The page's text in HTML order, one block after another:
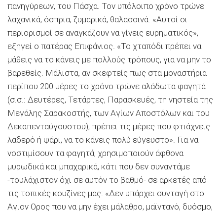
πανηγύρεων, του Πάσχα. Τον υπόλοιπο χρόνο τρώνε
λαχανικά, όσπρια, ζυμαρικά, θαλασσινά. «Αυτοί οι
περιορισμοί σε αναγκάζουν να γίνεις ευρηματικός»,
εξηγεί ο πατέρας Επιφάνιος. «Το χταπόδι πρέπει να
μάθεις να το κάνεις με πολλούς τρόπους, για να μην το
βαρεθείς. Μάλιστα, αν σκεφτείς πως στα μοναστήρια
περίπου 200 μέρες το χρόνο τρώνε αλάδωτα φαγητά
(σ.σ.: Δευτέρες, Τετάρτες, Παρασκευές, τη νηστεία της
Μεγάλης Σαρακοστής, των Αγίων Αποστόλων και του
Δεκαπενταύγουστου), πρέπει τις μέρες που φτιάχνεις
λαδερό ή ψάρι, να το κάνεις πολύ εύγευστο». Για να
νοστιμίσουν τα φαγητά, χρησιμοποιούν άφθονα
μυρωδικά και μπαχαρικά, κάτι που δεν συναντάμε
-τουλάχιστον όχι σε αυτόν το βαθμό- σε αρκετές από
τις τοπικές κουζίνες μας: «Δεν υπάρχει συνταγή στο
Αγιον Ορος που να μην έχει μάλαθρο, μαϊντανό, δυόσμο,